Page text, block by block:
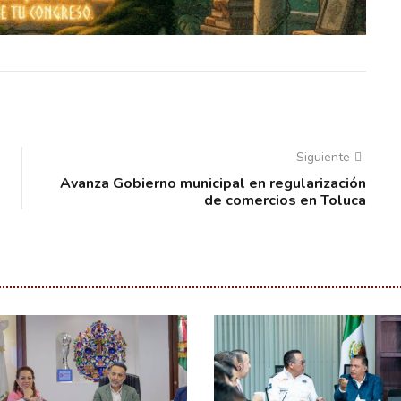
Siguiente
Avanza Gobierno municipal en regularización
de comercios en Toluca